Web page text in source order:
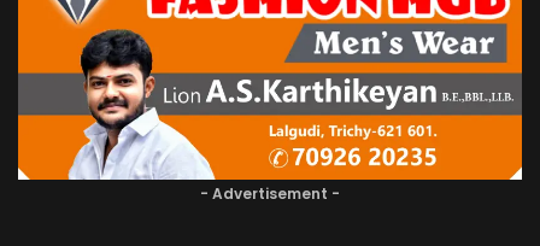
- Advertisement -